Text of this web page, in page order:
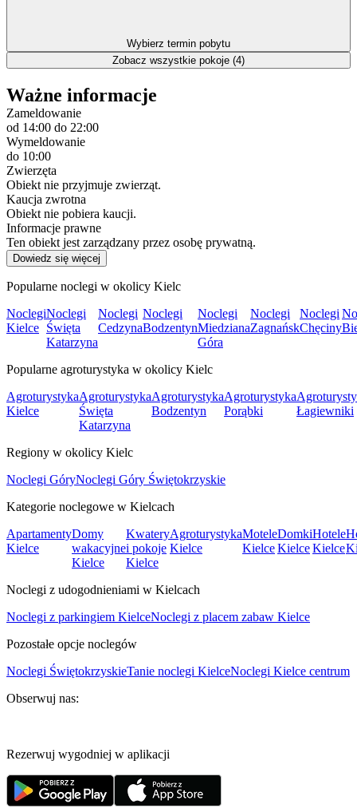
Wybierz termin pobytu
Zobacz wszystkie pokoje (4)
Ważne informacje
Zameldowanie
od 14:00 do 22:00
Wymeldowanie
do 10:00
Zwierzęta
Obiekt nie przyjmuje zwierząt.
Kaucja zwrotna
Obiekt nie pobiera kaucji.
Informacje prawne
Ten obiekt jest zarządzany przez osobę prywatną.
Dowiedz się więcej
Popularne noclegi w okolicy Kielc
Noclegi
Kielce
Noclegi
Święta
Katarzyna
Noclegi
Cedzyna
Noclegi
Bodzentyn
Noclegi
Miedziana
Góra
Noclegi
Zagnańsk
Noclegi
Chęciny
Popularne agroturystyka w okolicy Kielc
Agroturystyka
Kielce
Agroturystyka
Święta
Katarzyna
Agroturystyka
Bodzentyn
Agroturystyka
Porąbki
Łagiewniki
Regiony w okolicy Kielc
Noclegi GóryNoclegi Góry Świętokrzyskie
Kategorie noclegowe w Kielcach
Apartamenty
Kielce
Domy
wakacyjne
Kielce
Kwatery
i pokoje
Kielce
Agroturystyka
Kielce
Motele
Kielce
Domki
Kielce
Hotele
Kielce
Noclegi z udogodnieniami w Kielcach
Noclegi z parkingiem KielceNoclegi z placem zabaw Kielce
Pozostałe opcje noclegów
Noclegi ŚwiętokrzyskieTanie noclegi KielceNoclegi Kielce centrum
Obserwuj nas:
Rezerwuj wygodniej w aplikacji